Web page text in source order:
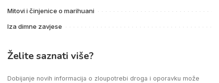
Mitovi i činjenice o marihuani
Iza dimne zavjese
Želite saznati više?
Dobijanje novih informacija o zloupotrebi droga i oporavku može